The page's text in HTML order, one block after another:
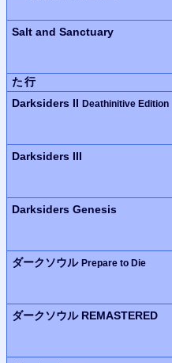
Salt and Sanctuary
た行
Darksiders II Deathinitive Edition
Darksiders III
Darksiders Genesis
ダークソウル Prepare to Die
ダークソウル REMASTERED